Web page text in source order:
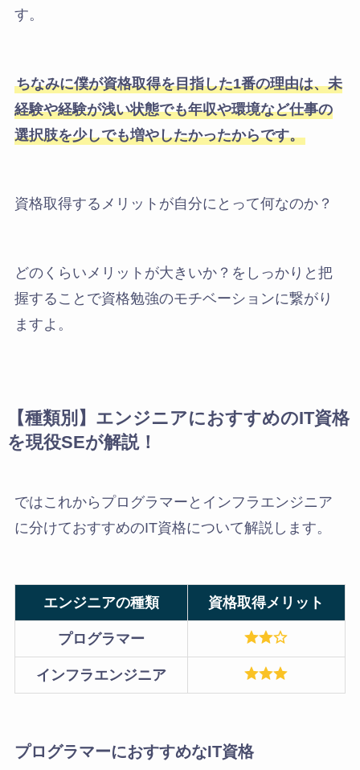
す。
ちなみに僕が資格取得を目指した1番の理由は、未
経験や経験が浅い状態でも年収や環境など仕事の
選択肢を少しでも増やしたかったからです。
資格取得するメリットが自分にとって何なのか？
どのくらいメリットが大きいか？をしっかりと把
握することで資格勉強のモチベーションに繋がり
ますよ。
【種類別】エンジニアにおすすめのIT資格
を現役SEが解説！
ではこれからプログラマーとインフラエンジニア
に分けておすすめのIT資格について解説します。
エンジニアの種類 資格取得メリット
プログラマー
インフラエンジニア
プログラマーにおすすめなIT資格